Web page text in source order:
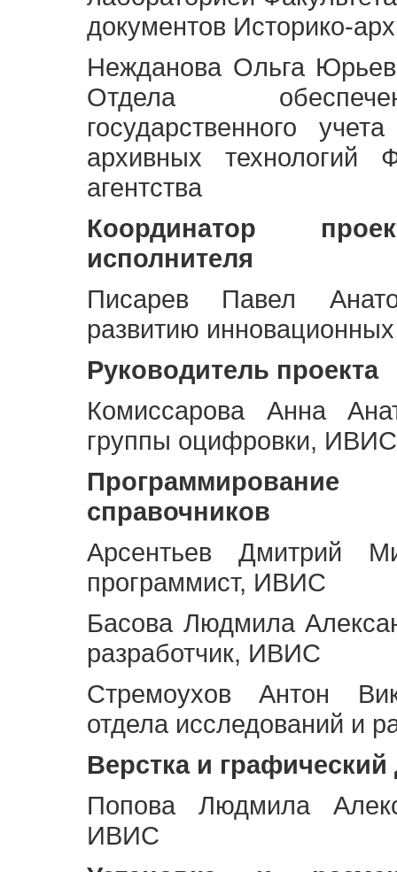
документов Историко-
Нежданова Ольга
Отдела
государственного
архивных технологий
агентства
Координатор
исполнителя
Писарев Павел
развитию
Руководитель проекта
Комиссарова Анна
группы оцифровки, ИВИС
Программирование
справочников
Арсентьев Дмитрий
программист, ИВИС
Басова Людмила
разработчик, ИВИС
Стремоухов Антон
отдела исследований и
Верстка и графический
Попова Людмила
ИВИС